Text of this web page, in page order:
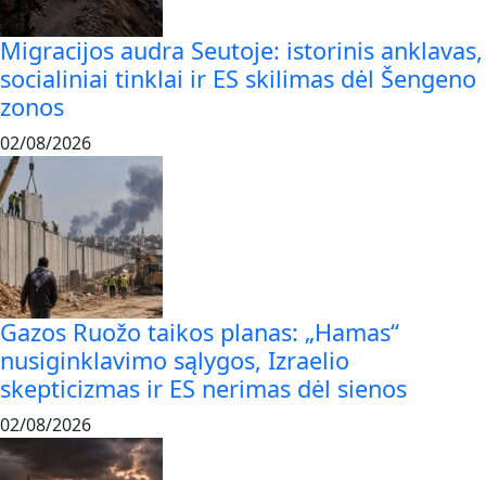
Migracijos audra Seutoje: istorinis anklavas,
socialiniai tinklai ir ES skilimas dėl Šengeno
zonos
02/08/2026
Gazos Ruožo taikos planas: „Hamas“
nusiginklavimo sąlygos, Izraelio
skepticizmas ir ES nerimas dėl sienos
02/08/2026